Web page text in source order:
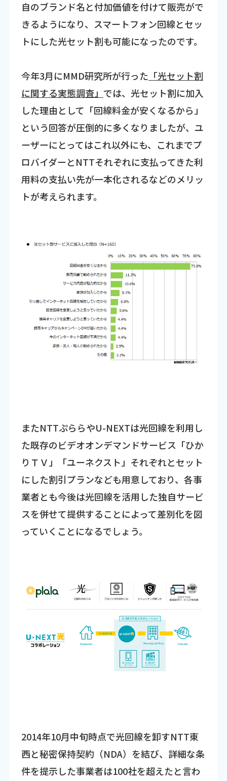
自のブランド名と付加価値を付けて販売がで
きるようになり、スマートフォン回線とセッ
トにした光セット割も可能になったのです。
今年3月にMMD研究所が行った 「光セット割
に関する実態調査」 では、光セット割に加入
した理由として「回線料金が安くなるから」
という回答が圧倒的に多くなりましたが、ユ
ーザーにとってはこれ以外にも、これまでプ
ロバイダーとNTTそれぞれに支払ってきた利
用料の支払い先が一本化されるなどのメリッ
トが考えられます。
またNTTぷららやU-NEXTは光回線を利用し
た既存のビデオオンデマンドサービス「ひか
りＴＶ」「ユーネクスト」それぞれとセット
にした割引プランなども用意しており、各事
業者とも今後は光回線を活用した独自サービ
スを併せて提供することによって差別化を図
っていくことになるでしょう。
2014年10月中旬時点で光回線を卸すNTT東
西と秘密保持契約（NDA）を結び、詳細な条
件を提示した事業者は100社を超えたと言わ